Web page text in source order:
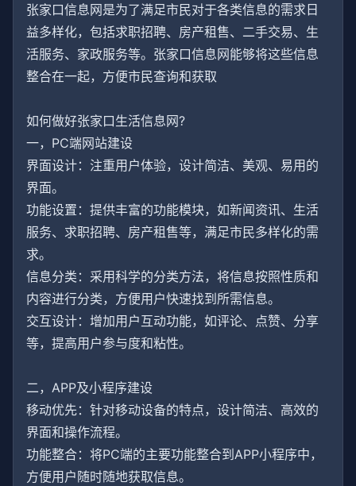
张家口信息网是为了满足市民对于各类信息的需求日
益多样化，包括求职招聘、房产租售、二手交易、生
活服务、家政服务等。张家口信息网能够将这些信息
整合在一起，方便市民查询和获取
如何做好张家口生活信息网?
一，PC端网站建设
界面设计：注重用户体验，设计简洁、美观、易用的
界面。
功能设置：提供丰富的功能模块，如新闻资讯、生活
服务、求职招聘、房产租售等，满足市民多样化的需
求。
信息分类：采用科学的分类方法，将信息按照性质和
内容进行分类，方便用户快速找到所需信息。
交互设计：增加用户互动功能，如评论、点赞、分享
等，提高用户参与度和粘性。
二，APP及小程序建设
移动优先：针对移动设备的特点，设计简洁、高效的
界面和操作流程。
功能整合：将PC端的主要功能整合到APP小程序中，
方便用户随时随地获取信息。